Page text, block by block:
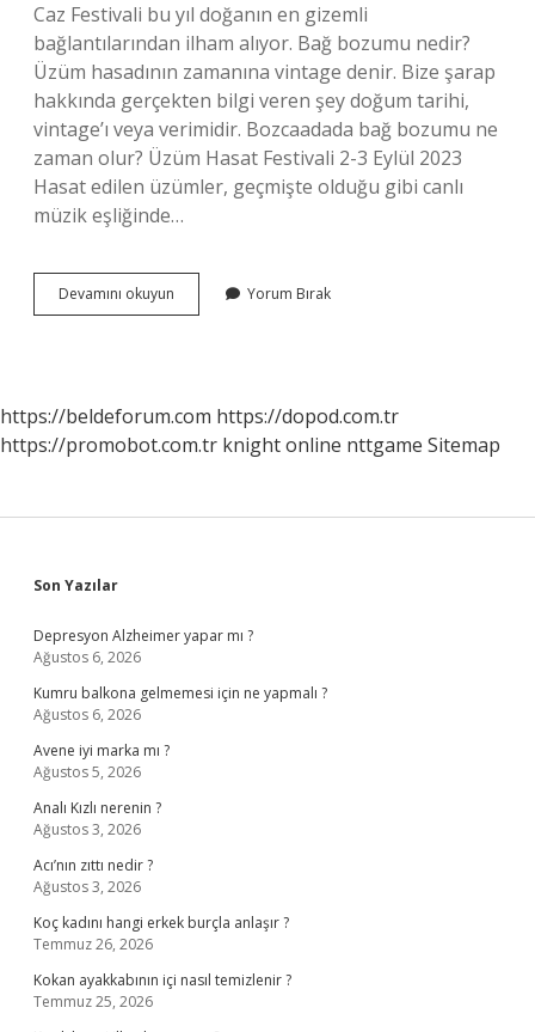
Caz Festivali bu yıl doğanın en gizemli
bağlantılarından ilham alıyor. Bağ bozumu nedir?
Üzüm hasadının zamanına vintage denir. Bize şarap
hakkında gerçekten bilgi veren şey doğum tarihi,
vintage’ı veya verimidir. Bozcaadada bağ bozumu ne
zaman olur? Üzüm Hasat Festivali 2-3 Eylül 2023
Hasat edilen üzümler, geçmişte olduğu gibi canlı
müzik eşliğinde…
Devamını okuyun Bozcaada
Bağbozumu
Yorum Bırak
https://beldeforum.com https://dopod.com.tr
https://promobot.com.tr knight online nttgame Sitemap
Sidebar
Son Yazılar
Depresyon Alzheimer yapar mı ?
Ağustos 6, 2026
Kumru balkona gelmemesi için ne yapmalı ?
Ağustos 6, 2026
Avene iyi marka mı ?
Ağustos 5, 2026
Analı Kızlı nerenin ?
Ağustos 3, 2026
Acı’nın zıttı nedir ?
Ağustos 3, 2026
Koç kadını hangi erkek burçla anlaşır ?
Temmuz 26, 2026
Kokan ayakkabının içi nasıl temizlenir ?
Temmuz 25, 2026